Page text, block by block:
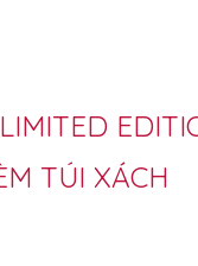
TÚI XÁCH